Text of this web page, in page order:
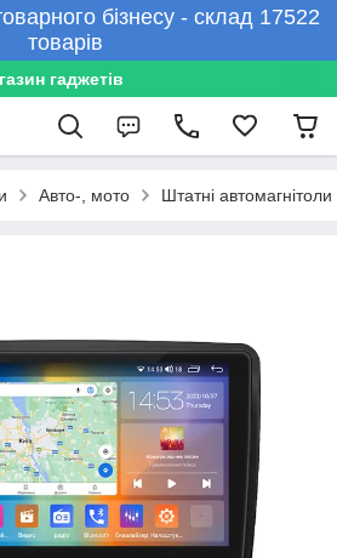
бізнесу - склад 17522
товарів
гаджетів
Авто-, мото Штатні автомагнітоли